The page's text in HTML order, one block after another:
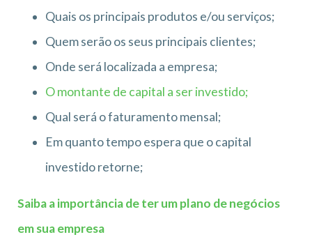
Quais os principais produtos e/ou serviços;
Quem serão os seus principais clientes;
Onde será localizada a empresa;
O montante de capital a ser investido;
Qual será o faturamento mensal;
Em quanto tempo espera que o capital
investido retorne;
Saiba a importância de ter um plano de negócios
em sua empresa